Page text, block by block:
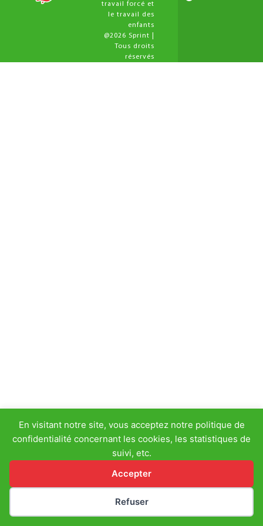
travail forcé et
le travail des
enfants
@2026 Sprint |
Tous droits
réservés
En visitant notre site, vous acceptez notre politique de
confidentialité concernant les cookies, les statistiques de
suivi, etc.
Accepter
Refuser